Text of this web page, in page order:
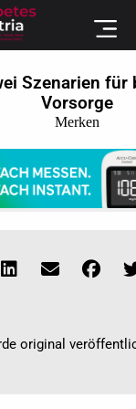
Szenarien für
Vorsorge
Merken
original